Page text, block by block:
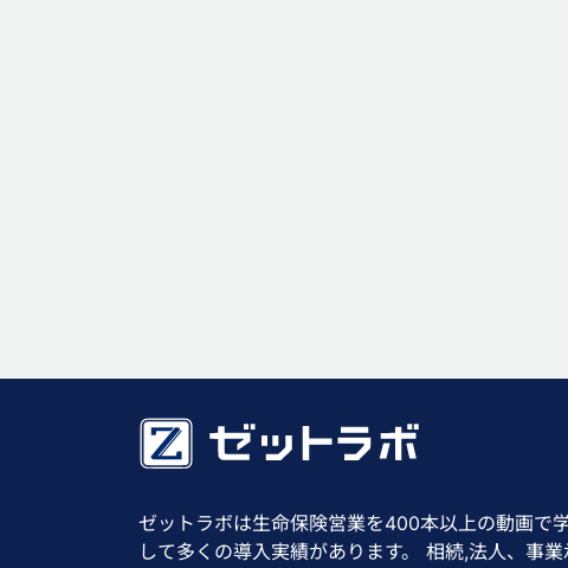
ゼットラボは生命保険営業を400本以上の動画で
して多くの導入実績があります。 相続,法人、事